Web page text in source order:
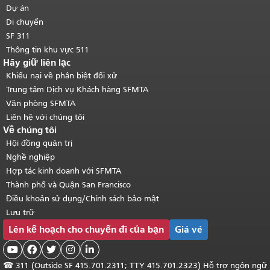
chính.
Dự án
Di chuyển
SF 311
Thông tin khu vực 511
Hãy giữ liên lạc
Khiếu nại về phân biệt đối xử
Trung tâm Dịch vụ Khách hàng SFMTA
Văn phòng SFMTA
Liên hệ với chúng tôi
Về chúng tôi
Hội đồng quản trị
Nghề nghiệp
Hợp tác kinh doanh với SFMTA
Thành phố và Quận San Francisco
Điều khoản sử dụng/Chính sách bảo mật
Lưu trữ
Lên kế hoạch cho chuyến đi của bạn Giá vé
    
☎ 311 (Outside SF 415.701.2311; TTY 415.701.2323) Hỗ trợ ngôn ngữ